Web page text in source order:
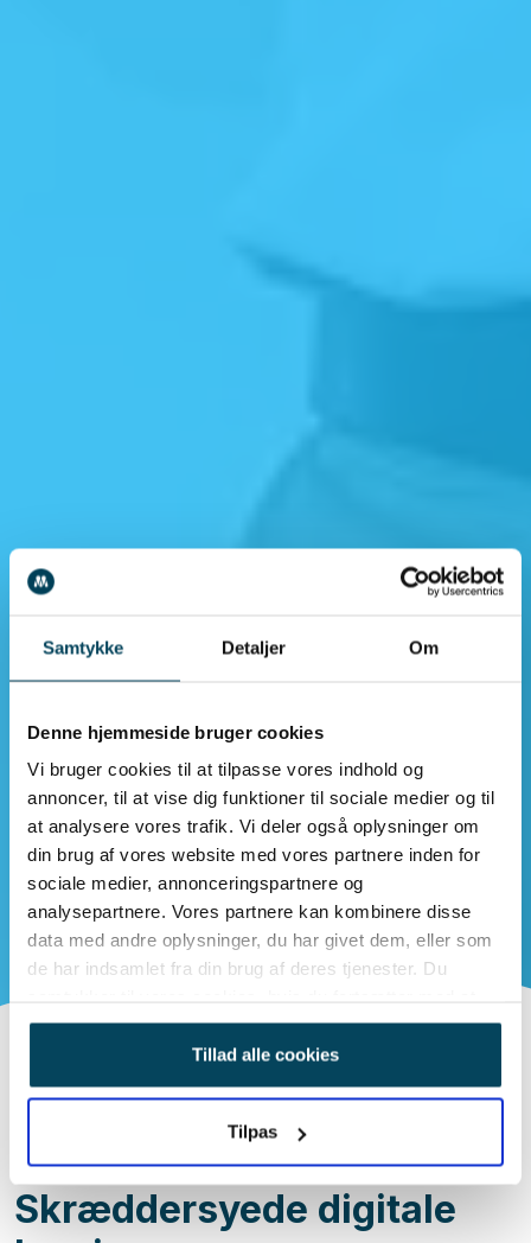
Samtykke Detaljer Om
Denne hjemmeside bruger cookies
Vi bruger cookies til at tilpasse vores indhold og
annoncer, til at vise dig funktioner til sociale medier og til
at analysere vores trafik. Vi deler også oplysninger om
din brug af vores website med vores partnere inden for
sociale medier, annonceringspartnere og
analysepartnere. Vores partnere kan kombinere disse
data med andre oplysninger, du har givet dem, eller som
de har indsamlet fra din brug af deres tjenester. Du
anvende vores hjemmeside.
Tillad alle cookies
Tilpas
Skræddersyede digitale